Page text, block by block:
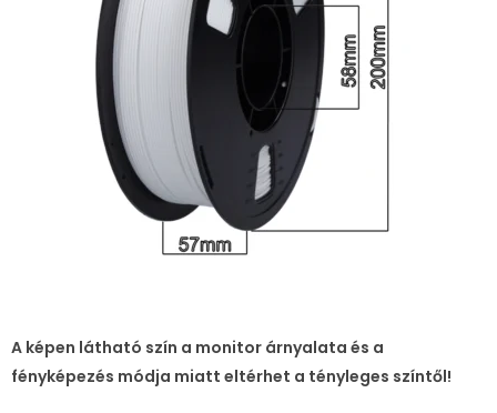
A képen látható szín a monitor árnyalata és a
fényképezés módja miatt eltérhet a tényleges színtől!